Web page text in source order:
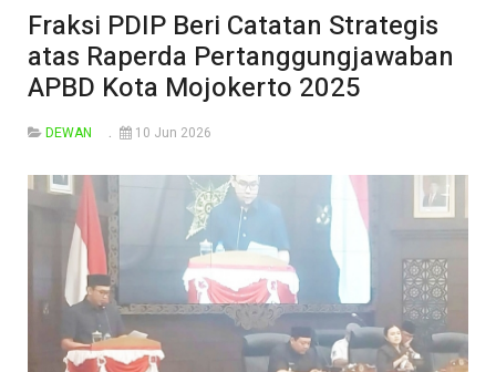
Fraksi PDIP Beri Catatan Strategis
atas Raperda Pertanggungjawaban
APBD Kota Mojokerto 2025
DEWAN 10 Jun 2026